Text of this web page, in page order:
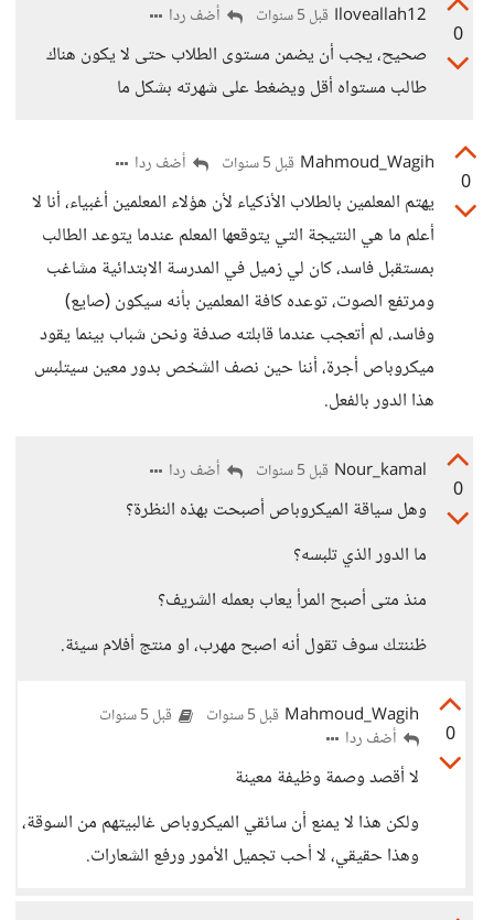
0
Iloveallah12 قبل 5 سنوات أضف ردا
صحيح، يجب أن يضمن مستوى الطلاب حتى لا يكون هناك
طالب مستواه أقل ويضغط على شهرته بشكل ما
0
Mahmoud_Wagih قبل 5 سنوات أضف ردا
يهتم المعلمين بالطلاب الأذكياء لأن هؤلاء المعلمين أغبياء، أنا لا
أعلم ما هي النتيجة التي يتوقعها المعلم عندما يتوعد الطالب
بمستقبل فاسد، كان لي زميل في المدرسة الابتدائية مشاغب
ومرتفع الصوت، توعده كافة المعلمين بأنه سيكون (صايع)
وفاسد، لم أتعجب عندما قابلته صدفة ونحن شباب بينما يقود
ميكروباص أجرة، أننا حين نصف الشخص بدور معين سيتلبس
هذا الدور بالفعل.
0
Nour_kamal قبل 5 سنوات أضف ردا
وهل سياقة الميكروباص أصبحت بهذه النظرة؟
ما الدور الذي تلبسه؟
منذ متى أصبح المرأ يعاب بعمله الشريف؟
ظننتك سوف تقول أنه اصبح مهرب، او منتج أفلام سيئة.
0
Mahmoud_Wagih قبل 5 سنوات قبل 5 سنوات
أضف ردا
لا أقصد وصمة وظيفة معينة
ولكن هذا لا يمنع أن سائقي الميكروباص غالبيتهم من السوقة،
وهذا حقيقي، لا أحب تجميل الأمور ورفع الشعارات.